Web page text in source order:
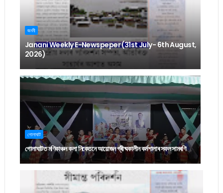
জননী
Janani Weekly E-Newspeper (31st July- 6th August,
2026)
গোলাঘাট
গোলাঘাটত মণিকাঞ্চন কলা নিকেতনে আয়োজন গ্ৰীষ্মকালীন কৰ্মশালাৰ সফল সামৰণি